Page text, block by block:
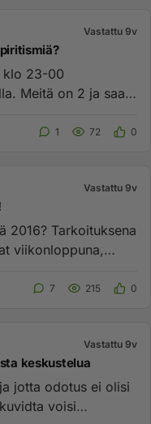
Vastattu 9v
klo 23-00
Meitä on 2 ja saa
1 72 0
Vastattu 9v
2016? Tarkoituksena
viikonloppuna,
7 215 0
Vastattu 9v
keskustelua
jotta odotus ei olisi
voisi